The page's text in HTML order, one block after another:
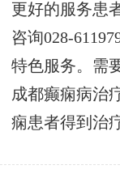
更好的服务患
咨询028-
特色服务。需
成都癫痫病治
痫患者得到治